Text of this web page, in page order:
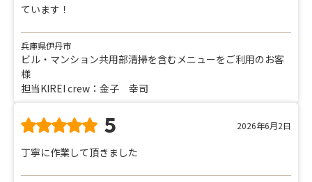
ています！
兵庫県伊丹市
ビル・マンション共用部清掃を含むメニューをご利用のお客
様
担当KIREI crew：金子 幸司
5 2026年6月2日
丁寧に作業して頂きました